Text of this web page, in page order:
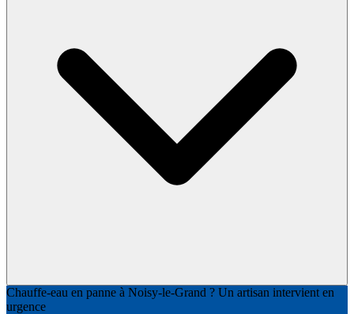
Chauffe-eau en panne à Noisy-le-Grand ? Un artisan intervient en
urgence